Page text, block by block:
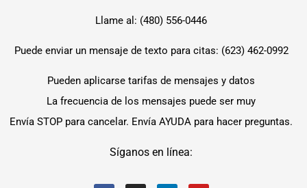
Llame al: (480) 556-0446
Puede enviar un mensaje de texto para citas: (623) 462-0992
Pueden aplicarse tarifas de mensajes y datos
La frecuencia de los mensajes puede ser muy
Envía STOP para cancelar. Envía AYUDA para hacer preguntas.
Síganos en línea: